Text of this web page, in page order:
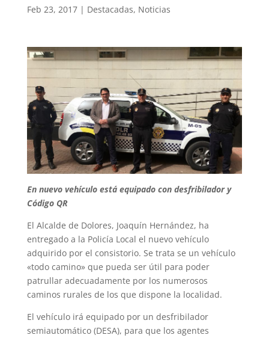
Feb 23, 2017| Destacadas, Noticias
En nuevo vehículo está equipado con desfribilador y
Código QR
El Alcalde de Dolores, Joaquín Hernández, ha
entregado a la Policía Local el nuevo vehículo
adquirido por el consistorio. Se trata se un vehículo
«todo camino» que pueda ser útil para poder
patrullar adecuadamente por los numerosos
caminos rurales de los que dispone la localidad.
El vehículo irá equipado por un desfribilador
semiautomático (DESA), para que los agentes